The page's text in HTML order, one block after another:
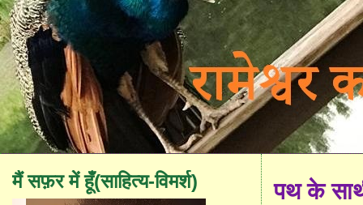
पथ के
मैं सफ़र में हूँ(साहित्य-विमर्श)